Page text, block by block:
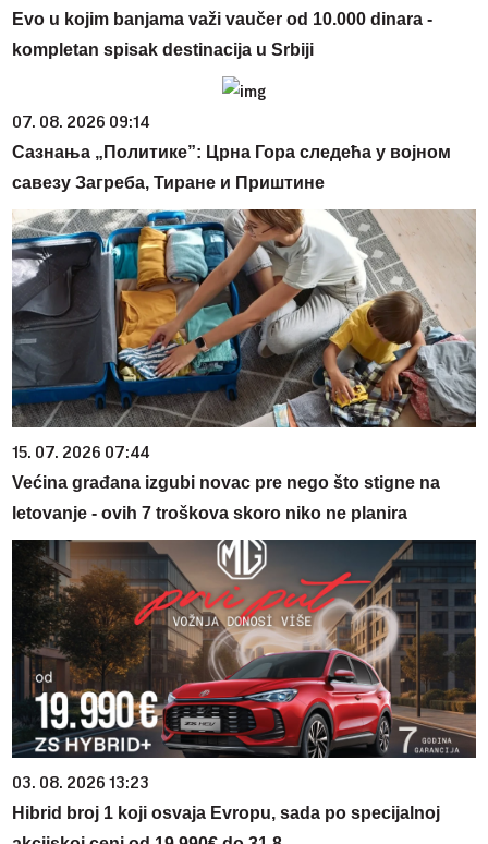
Evo u kojim banjama važi vaučer od 10.000 dinara -
kompletan spisak destinacija u Srbiji
07. 08. 2026 09:14
Сазнања „Политике”: Црна Гора следећа у војном
савезу Загреба, Тиране и Приштине
15. 07. 2026 07:44
Većina građana izgubi novac pre nego što stigne na
letovanje - ovih 7 troškova skoro niko ne planira
03. 08. 2026 13:23
Hibrid broj 1 koji osvaja Evropu, sada po specijalnoj